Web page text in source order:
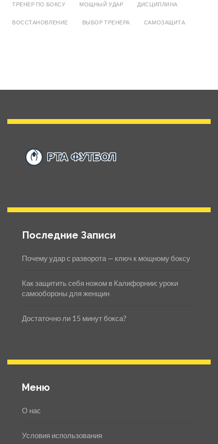
ТРЕНЕР ПО БОКСУ МОЩНЫЙ УДАР ДИСЦИПЛИНА
ВОССТАНОВЛЕНИЕ ВЫБОР ТРЕНЕРА САМОЗАЩИТА
Последние Записи
Почему удар с разворота — ключ к мощному боксу
Как защитить себя ножом в Калифорнии: уроки
самообороны для женщин
Достаточно ли 15 минут бокса?
Меню
О нас
Условия использования